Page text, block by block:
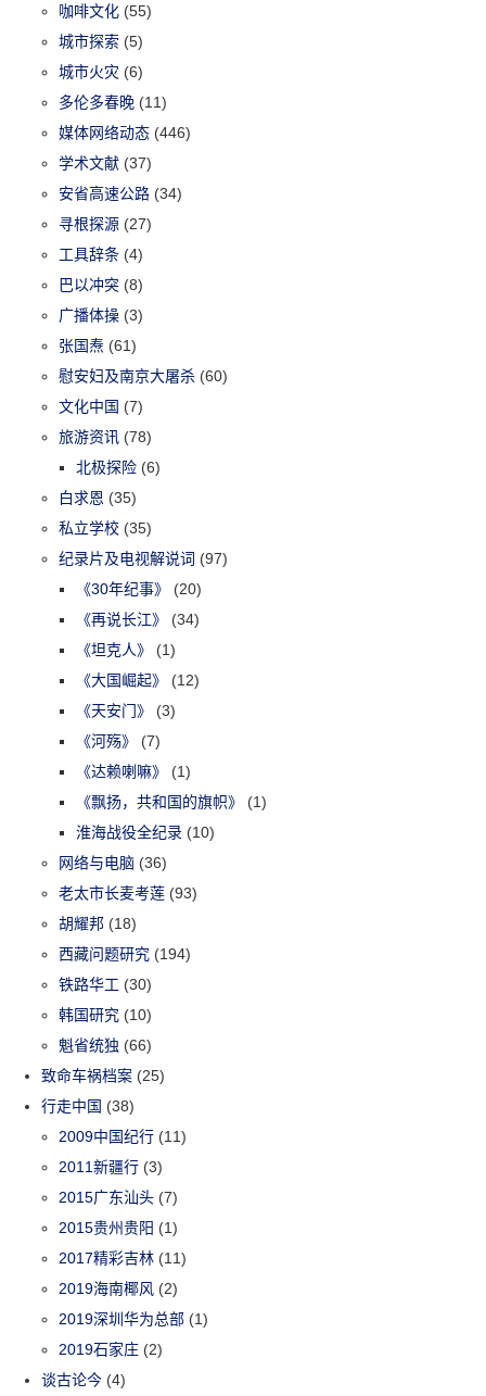
咖啡文化 (55)
城市探索 (5)
城市火灾 (6)
多伦多春晚 (11)
媒体网络动态 (446)
学术文献 (37)
安省高速公路 (34)
寻根探源 (27)
工具辞条 (4)
巴以冲突 (8)
广播体操 (3)
张国焘 (61)
慰安妇及南京大屠杀 (60)
文化中国 (7)
旅游资讯 (78)
北极探险 (6)
白求恩 (35)
私立学校 (35)
纪录片及电视解说词 (97)
《30年纪事》
(20)
《再说长江》
(34)
《坦克人》
(1)
《大国崛起》
(12)
《天安门》
(3)
《河殇》
(7)
《达赖喇嘛》
(1)
《飘扬，共和国的旗帜》
(1)
淮海战役全纪录 (10)
网络与电脑 (36)
老太市长麦考莲 (93)
胡耀邦 (18)
西藏问题研究 (194)
铁路华工 (30)
韩国研究 (10)
魁省统独 (66)
致命车祸档案 (25)
行走中国 (38)
2009中国纪行 (11)
2011新疆行 (3)
2015广东汕头 (7)
2015贵州贵阳 (1)
2017精彩吉林 (11)
2019海南椰风 (2)
2019深圳华为总部 (1)
2019石家庄 (2)
谈古论今 (4)